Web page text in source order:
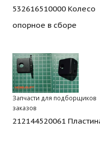
532616510000 Колесо
опорное в сборе
Запчасти для подборщиков
заказов
212144520061